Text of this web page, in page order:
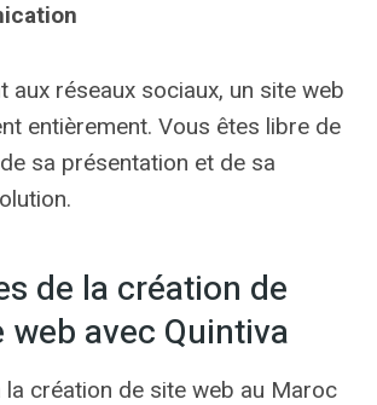
aux réseaux sociaux, un site web
entièrement. Vous êtes libre de
sa présentation et de sa
de la création de
avec Quintiva
la création de site web au Maroc